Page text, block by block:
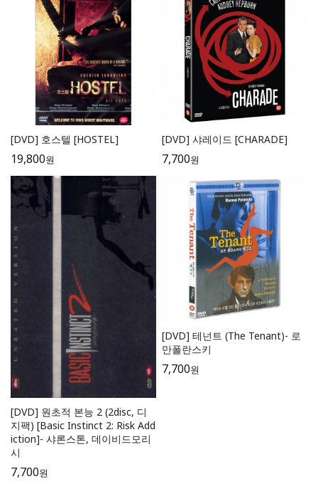
[DVD] 호스텔 [HOSTEL]
19,800원
[DVD] 샤레이드 [CHARADE]
7,700원
[DVD] 원초적 본능 2 (2disc, 디
지팩) [Basic Instinct 2: Risk Add
iction]- 샤론스톤, 데이비드모리
시
7,700원
[DVD] 테넌트 (The Tenant)- 로
만폴란스키
7,700원